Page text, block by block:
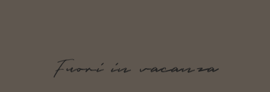
Fuori in vacanza